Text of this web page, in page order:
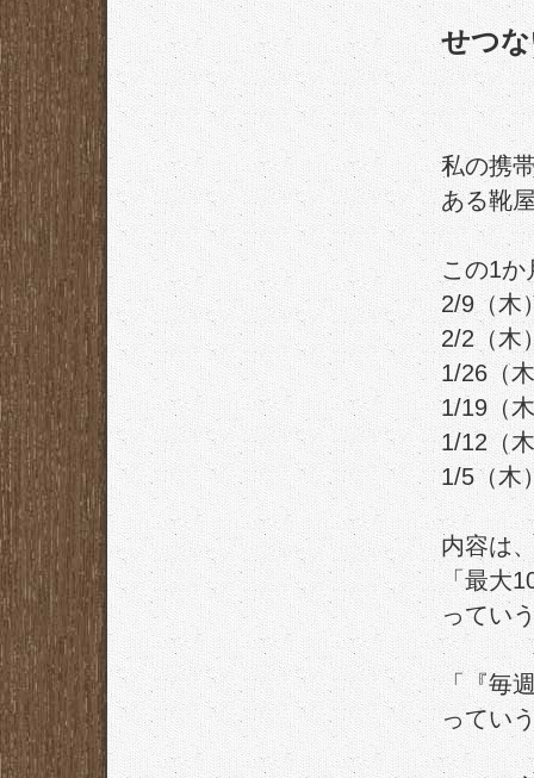
せつ
私の携
ある靴
この1か
2/9（木
2/2（木
1/26（
1/19（
1/12（
1/5（木
内容は
「最大
ってい
「『毎
ってい